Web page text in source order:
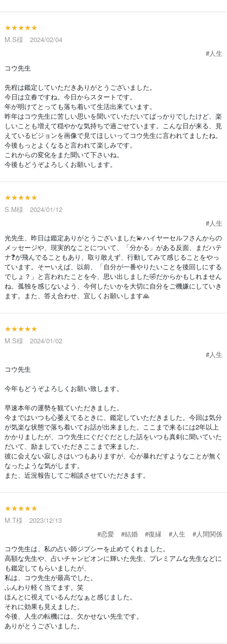
★★★★★
M.S様 2024/02/04
#人生
コウ先生
先程は鑑定していただきありがとうございました。
今日は立春ですね。今日からスタートです。
年が明けてとっても落ち着いて生活出来ています。
昨年はコウ先生に苦しい思いを聞いていただいてばっかりでしたけど、楽
しいことも増えて穏やかな気持ちで過ごせています。こんな日が来る、見
えているビジョンを画像で見てほしいってコウ先生に言われてましたね。
今後もっとよくなると言われて楽しみです。
これからの変化をまた聞いて下さいね。
今後もどうぞよろしくお願いします。
★★★★★
S.M様 2024/01/12
#人生
光先生、昨日は鑑定ありがとうございました💫ハイヤーセルフさんからの
メッセージや、現実的なことについて、「分かる」がある反面、まだハテ
ナ❓が飛んでることもあり、取り敢えず、行動してみて感じることをやっ
ています。そーいえば、以前、「自分が一番やりたいことを後回しにする
でしょ？」と言われたことを今、思い出しました🤣だからかもしれません
ね。孤独を感じないよう、今何したいかを大切に自分をご機嫌にしていき
ます。また、答え合わせ、宜しくお願いします🙏
★★★★★
M.S様 2024/01/02
#人生
コウ先生
今年もどうぞよろしくお願い致します。
早速本年の運勢を観ていただきました。
今まではいつも心萎えてるときに、鑑定していただきました。今回は気分
が気楽な状態で落ち着いてお話が出来ました。ここまで来るには2年以上
かかりましたが、コウ先生にぐだぐだとした話をいつも真剣に聞いていた
だいて、励ましていただきここまで来ました。
彼に会えない寂しさはいつもありますが、心が暴れだすようなことが無く
なったような気がします。
また、近況報告してご相談させていただきます。
★★★★★
M.T様 2023/12/13
#恋愛
#結婚 #復縁 #人生
#人間関係
コウ先生は、私の占い師ジプシーを止めてくれました。
高額な先生や、占いチャンピオンに輝いた先生、プレミアムな先生などに
も鑑定してもらいましたが、
私は、コウ先生が最高でした。
ふんわり軽く当てます。笑
ほんとに視えているんだなぁと感じました。
それに効果も見えました。
今後、人生の転機には、欠かせない先生です。
ありがとうございました。